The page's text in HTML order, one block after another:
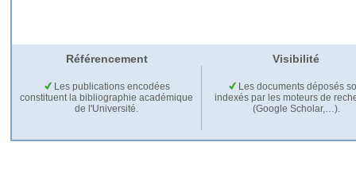
Référencement Visibilité
Les publications encodées
constituent la bibliographie académique
de l'Université.
Les documents déposés
indexés par les moteurs de
(Google Scholar,…).